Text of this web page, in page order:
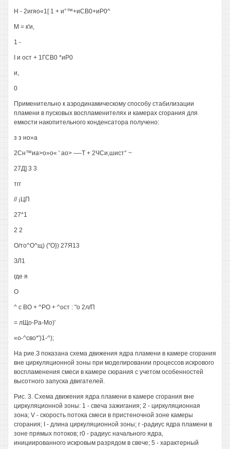
Н - 2игяо«1[ 1 + и°™+иСВ0+иР0^
М = к'и,
1 -
I и ост + 1ГСВ0 *иР0
и,
0
Применительно к аэродинамическому способу стабилизации
пламени в пусковых воспламенителях и камерах сгорания для
емкости накопительного конденсатора получено:
з з но»а
2Сн™иа>о»о« ' ао> -—Т + 2ЧСи,шист° ~
27Д] 3 3
тгг
// ¡ЦП
27*1
2 2
О/то^О^щ) (''О}) 27Я13
ЗЛ1
где я
О
^ с ВО + ^РО + ^ост : "о 2л/П
= лЩо-Ра-Мо)'
«о-^сво*')1-^);
На рие.З показана схема движения ядра пламени в камере сгорания
вне циркуляционной зоны при моделировании процессов искрового
воспламенения смеси в камере сюрания с учетом особенностей
высотного запуска двигателей.
Рис. 3. Схема движения ядра пламени в камере сгорания вне
циркуляционной зоны: 1 - свеча зажигания; 2 - циркуляционная
зона; V - скорость потока смеси в пристеночной зоне камеры
сгорания; I - длина циркуляционной зоны; г -радиус ядра пламени в
зоне прямых потоков; г0 - радиус начального ядра,
инициированного искровым разрядом в свече; 5 - характерный